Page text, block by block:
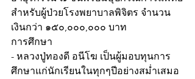
สำหรับผู้ป่วยโรงพยาบาลพิจิตร จำนวน
เงินกว่า ๑๕๐,๐๐๐,๐๐๐ บาท
การศึกษา
- หลวงปู่ทองดี อนีโฆ เป็นผู้มอบทุนการ
ศึกษาแก่นักเรียนในทุกๆปีอย่างสม่ำเสมอ